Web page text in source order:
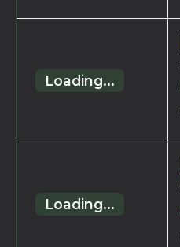
Loading...
Loading...